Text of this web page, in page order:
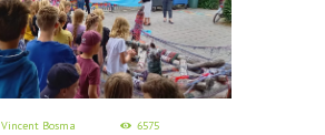
Vincent Bosma 6575